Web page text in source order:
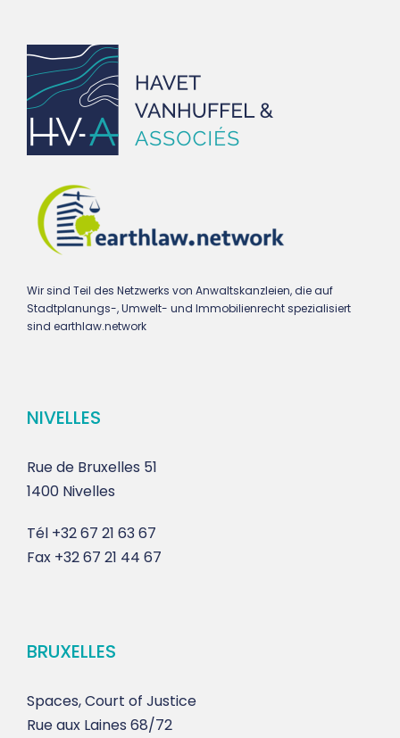
Wir sind Teil des Netzwerks von Anwaltskanzleien, die auf
Stadtplanungs-, Umwelt- und Immobilienrecht spezialisiert
sind earthlaw.network
NIVELLES
Rue de Bruxelles 51
1400 Nivelles
Tél +32 67 21 63 67
Fax +32 67 21 44 67
BRUXELLES
Spaces, Court of Justice
Rue aux Laines 68/72